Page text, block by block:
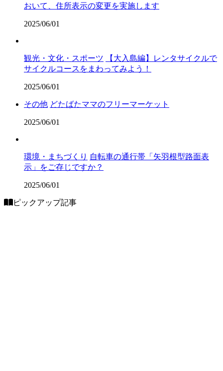
おいて、住所表示の変更を実施します
2025/06/01
観光・文化・スポーツ
【大入島編】レンタサイクルで
サイクルコースをまわってみよう！
2025/06/01
その他 どたばたママのフリーマーケット
2025/06/01
環境・まちづくり 自転車の通行帯「矢羽根型路面表
示」をご存じですか？
2025/06/01
ピックアップ記事